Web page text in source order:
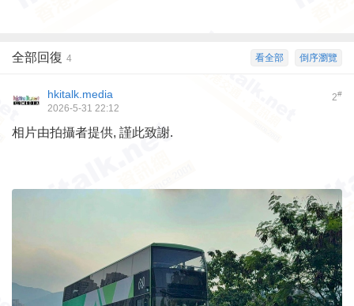
倒序瀏覽
看全部
全部回復 4
2#
hkitalk.media
2026-5-31 22:12
相片由拍攝者提供, 謹此致謝.